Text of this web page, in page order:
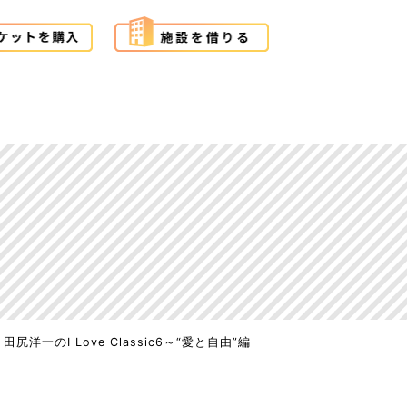
尻洋一のI Love Classic6～“愛と自由”編